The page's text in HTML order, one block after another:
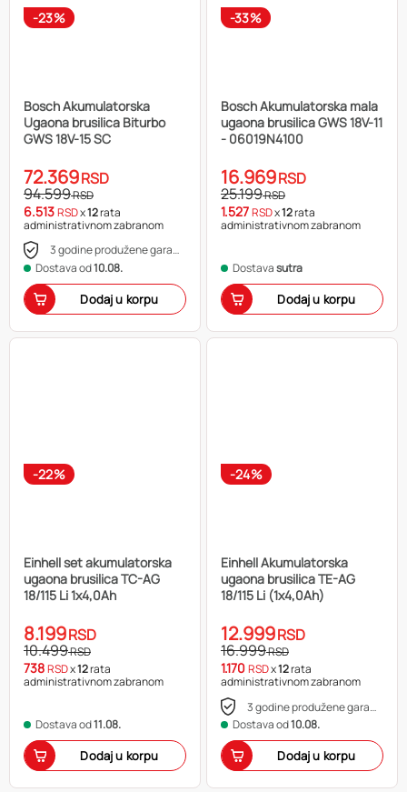
-23%
Bosch Akumulatorska
Ugaona brusilica Biturbo
GWS 18V-15 SC
72.369RSD
94.599RSD
6.513RSDx12rata
administrativnom zabranom
3 godine produžene garancije
Dostava od10.08.
Dodaj u korpu
-33%
Bosch Akumulatorska mala
ugaona brusilica GWS 18V-11
- 06019N4100
16.969RSD
25.199RSD
1.527RSDx12rata
administrativnom zabranom
Dostavasutra
Dodaj u korpu
-22%
Einhell set akumulatorska
ugaona brusilica TC-AG
18/115 Li 1x4,0Ah
8.199RSD
10.499RSD
738RSDx12rata
administrativnom zabranom
Dostava od11.08.
Dodaj u korpu
-24%
Einhell Akumulatorska
ugaona brusilica TE-AG
18/115 Li (1x4,0Ah)
12.999RSD
16.999RSD
1.170RSDx12rata
administrativnom zabranom
3 godine produžene garancije
Dostava od10.08.
Dodaj u korpu